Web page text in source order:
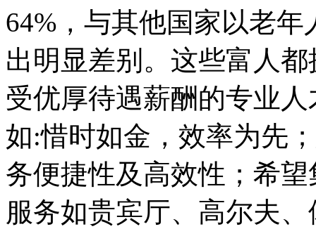
64%，与其他国家以老
出明显差别。这些富人
受优厚待遇薪酬的专业
如:惜时如金，效率为先
务便捷性及高效性；希
服务如贵宾厅、高尔夫